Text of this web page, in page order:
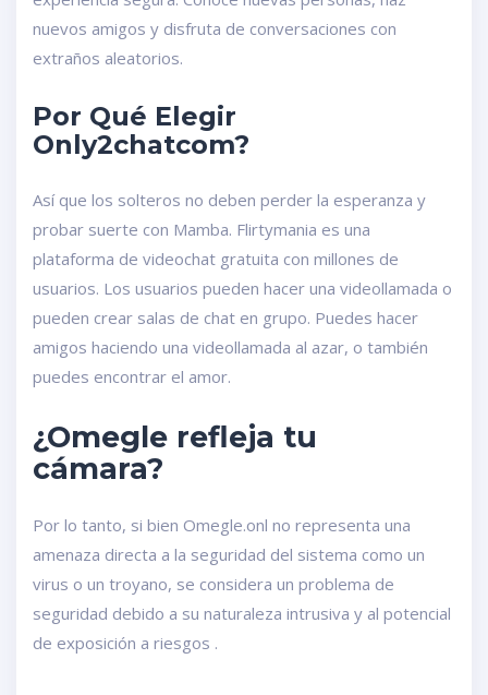
nuevos amigos y disfruta de conversaciones con
extraños aleatorios.
Por Qué Elegir
Only2chatcom?
Así que los solteros no deben perder la esperanza y
probar suerte con Mamba. Flirtymania es una
plataforma de videochat gratuita con millones de
usuarios. Los usuarios pueden hacer una videollamada o
pueden crear salas de chat en grupo. Puedes hacer
amigos haciendo una videollamada al azar, o también
puedes encontrar el amor.
¿Omegle refleja tu
cámara?
Por lo tanto, si bien Omegle.onl no representa una
amenaza directa a la seguridad del sistema como un
virus o un troyano, se considera un problema de
seguridad debido a su naturaleza intrusiva y al potencial
de exposición a riesgos .